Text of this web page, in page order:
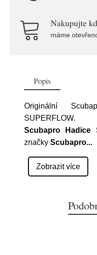
Nakupujte
máme
Popis
Originální
SUPERFLOW.
Scubapro Hadice
značky Scubapro...
Zobrazit více